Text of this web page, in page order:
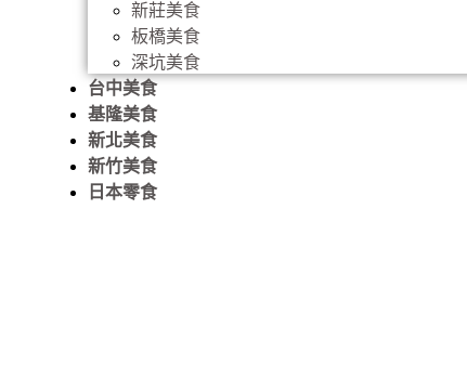
新莊美食
板橋美食
深坑美食
台中美食
基隆美食
新北美食
新竹美食
日本零食